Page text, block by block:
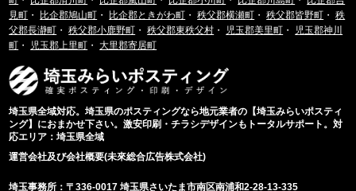
見町 ・ 比企郡鳩山町 ・ 比企郡ときがわ町 ・秩父郡横瀬町 ・秩父郡皆野町 ・秩
父郡長瀞町 ・秩父郡小鹿野町 ・秩父郡東秩父村 ・ 児玉郡美里町 ・
児玉郡神川
町 ・ 児玉郡上里町 ・大里郡寄居町
埼玉県全域対応。埼玉県のポスティングなら地元業者の【埼玉みらいポスティ
ング】におまかせ下さい。激安印刷・チラシデザインもトータルサポート。対
応エリア：埼玉県全域
運営会社及び会社概要(未來総合広告株式会社)
埼玉事務所：〒336-0017 埼玉県さいたま市南区南浦和2-28-13-335